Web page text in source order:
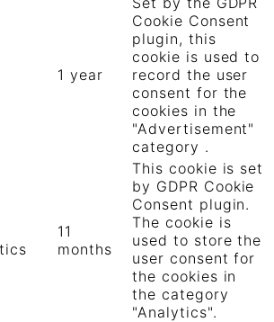
1 year
Cookie Consent
plugin, this
cookie is used to
record the user
consent for the
cookies in the
"Advertisement"
category .
11
months
This cookie is set
by GDPR Cookie
Consent plugin.
The cookie is
used to store the
user consent for
the cookies in
the category
"Analytics".